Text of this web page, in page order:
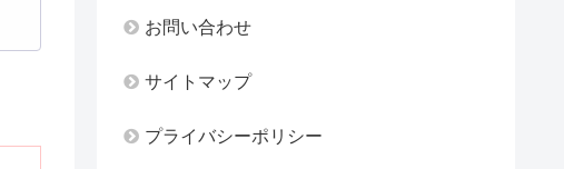
お問い合わせ
サイトマップ
プライバシーポリシー